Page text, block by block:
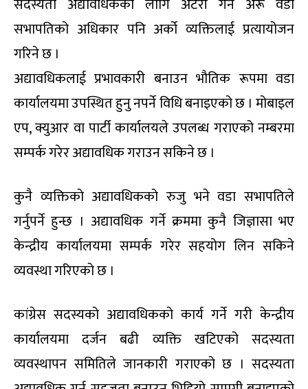
सभापतिको अधिकार पनि अर्को व्यक्तिलाई प्रत्यायोजन
गरिने छ ।
अद्यावधिकलाई प्रभावकारी बनाउन भौतिक रूपमा वडा
कार्यालयमा उपस्थित हुनु नपर्ने विधि बनाइएको छ । मोबाइल
एप, क्युआर वा पार्टी कार्यालयले उपलब्ध गराएको नम्बरमा
सम्पर्क गरेर अद्यावधिक गराउन सकिने छ ।
कुनै व्यक्तिको अद्यावधिकको रुजु भने वडा सभापतिले
गर्नुपर्ने हुन्छ । अद्यावधिक गर्ने क्रममा कुनै जिज्ञासा भए
केन्द्रीय कार्यालयमा सम्पर्क गरेर सहयोग लिन सकिने
व्यवस्था गरिएको छ ।
कांग्रेस सदस्यको अद्यावधिकको कार्य गर्ने गरी केन्द्रीय
कार्यालयमा दर्जन बढी व्यक्ति खटिएको सदस्यता
व्यवस्थापन समितिले जानकारी गराएको छ । सदस्यता